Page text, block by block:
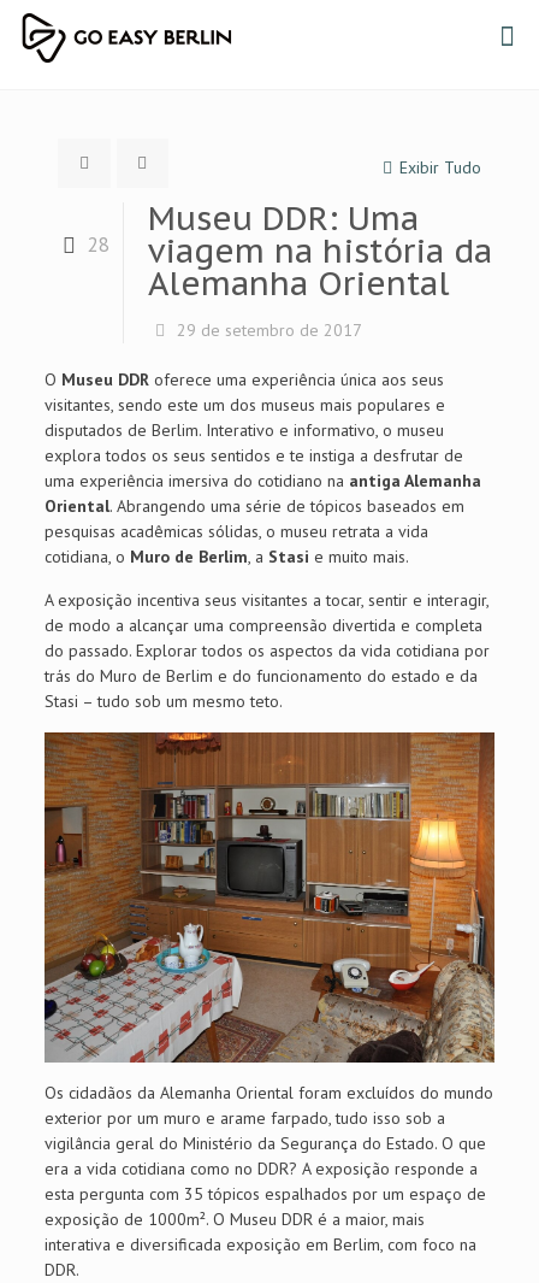
Exibir Tudo
28
Museu DDR: Uma
viagem na história da
Alemanha Oriental
29 de setembro de 2017
O Museu DDRoferece uma experiência única aos seus
visitantes, sendo este um dos museus mais populares e
disputados de Berlim. Interativo e informativo, o museu
explora todos os seus sentidos e te instiga a desfrutar de
uma experiência imersiva do cotidiano na antiga Alemanha
Oriental. Abrangendo uma série de tópicos baseados em
pesquisas acadêmicas sólidas, o museu retrata a vida
cotidiana, o Muro de Berlim, a Stasi e muito mais.
A exposição incentiva seus visitantes a tocar, sentir e interagir,
de modo a alcançar uma compreensão divertida e completa
do passado. Explorar todos os aspectos da vida cotidiana por
trás do Muro de Berlim e do funcionamento do estado e da
Stasi – tudo sob um mesmo teto.
Os cidadãos da Alemanha Oriental foram excluídos do mundo
exterior por um muro e arame farpado, tudo isso sob a
vigilância geral do Ministério da Segurança do Estado. O que
era a vida cotidiana como no DDR? A exposição responde a
esta pergunta com 35 tópicos espalhados por um espaço de
exposição de 1000m². O Museu DDR é a maior, mais
interativa e diversificada exposição em Berlim, com foco na
DDR.